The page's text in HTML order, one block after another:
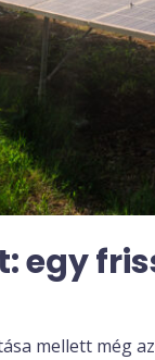
egy
mellett még